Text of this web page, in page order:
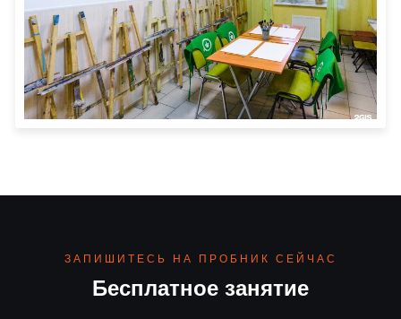
Бесплатное занятие
ЗАПИШИТЕСЬ НА ПРОБНИК СЕЙЧАС